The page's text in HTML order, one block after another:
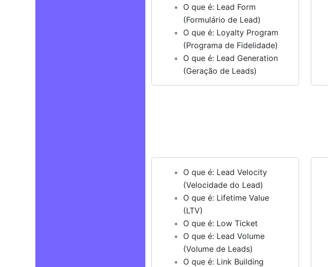
O que é: Lead Form
(Formulário de Lead)
O que é: Loyalty Program
(Programa de Fidelidade)
O que é: Lead Generation
(Geração de Leads)
O que é: Lead Velocity
(Velocidade do Lead)
O que é: Lifetime Value
(LTV)
O que é: Low Ticket
O que é: Lead Volume
(Volume de Leads)
O que é: Link Building